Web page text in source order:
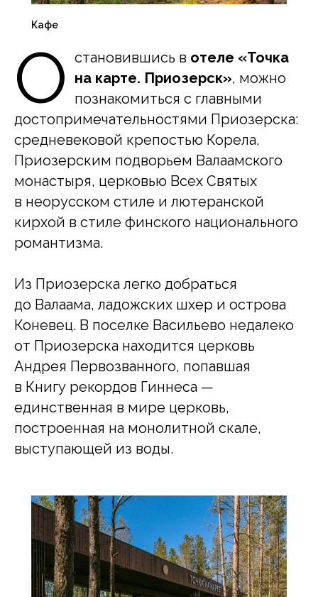
Кафе
О становившись в отеле «Точка
на карте. Приозерск», можно
познакомиться с главными
достопримечательностями Приозерска:
средневековой крепостью Корела,
Приозерским подворьем Валаамского
монастыря, церковью Всех Святых
в неорусском стиле и лютеранской
кирхой в стиле финского национального
романтизма.
Из Приозерска легко добраться
до Валаама, ладожских шхер и острова
Коневец. В поселке Васильево недалеко
от Приозерска находится церковь
Андрея Первозванного, попавшая
в Книгу рекордов Гиннеса —
единственная в мире церковь,
построенная на монолитной скале,
выступающей из воды.